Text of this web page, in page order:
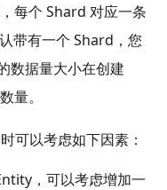
每个 Shard 对应一条
带有一个 Shard，您
数据量大小在创建
量。
可以考虑如下因素：
，可以考虑增加一